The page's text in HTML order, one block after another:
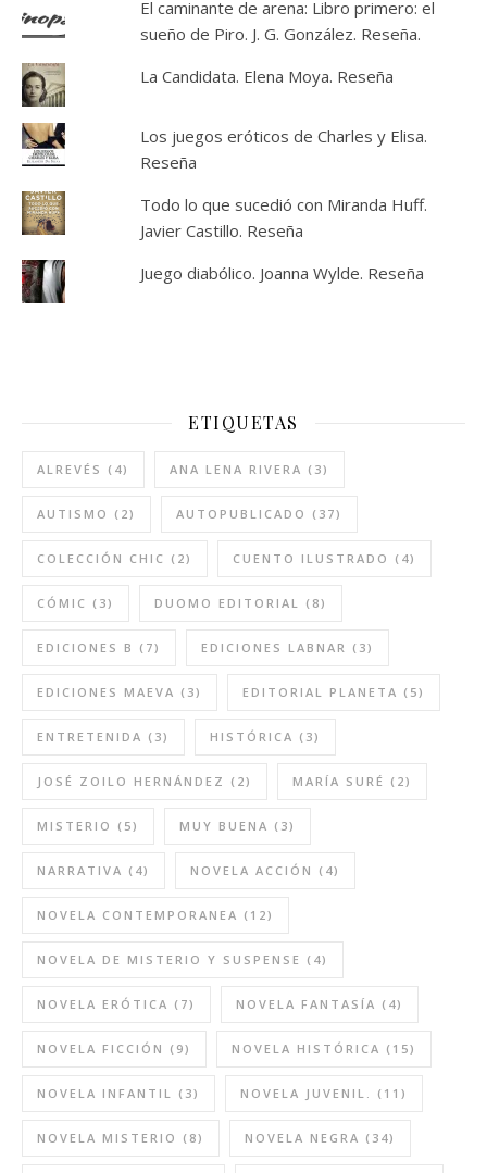
El caminante de arena: Libro primero: el
sueño de Piro. J. G. González. Reseña.
La Candidata. Elena Moya. Reseña
Los juegos eróticos de Charles y Elisa.
Reseña
Todo lo que sucedió con Miranda Huff.
Javier Castillo. Reseña
Juego diabólico. Joanna Wylde. Reseña
ETIQUETAS
ALREVÉS (4) ANA LENA RIVERA (3)
AUTISMO (2) AUTOPUBLICADO (37)
COLECCIÓN CHIC (2) CUENTO ILUSTRADO (4)
CÓMIC (3) DUOMO EDITORIAL (8)
EDICIONES B (7) EDICIONES LABNAR (3)
EDICIONES MAEVA (3) EDITORIAL PLANETA (5)
ENTRETENIDA (3) HISTÓRICA (3)
JOSÉ ZOILO HERNÁNDEZ (2) MARÍA SURÉ (2)
MISTERIO (5) MUY BUENA (3)
NARRATIVA (4) NOVELA ACCIÓN (4)
NOVELA CONTEMPORANEA (12)
NOVELA DE MISTERIO Y SUSPENSE (4)
NOVELA ERÓTICA (7) NOVELA FANTASÍA (4)
NOVELA FICCIÓN (9) NOVELA HISTÓRICA (15)
NOVELA INFANTIL (3) NOVELA JUVENIL. (11)
NOVELA MISTERIO (8) NOVELA NEGRA (34)